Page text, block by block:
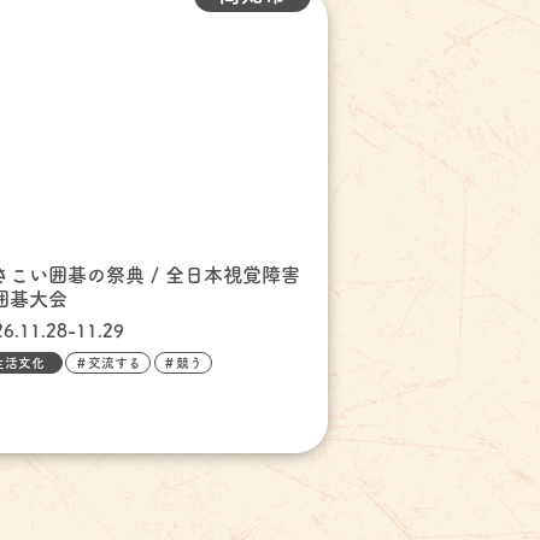
こい囲碁の祭典 / 全日本視覚障害
碁大会
11.29
活文化 ＃交流する ＃競う